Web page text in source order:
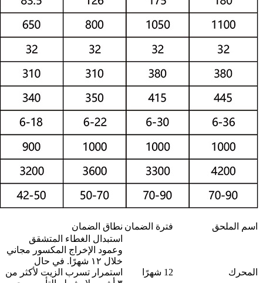
اسم الملحق فترة الضمان نطاق الضمان
المحرك 12 شهرًا
استبدال الغطاء المتشقق
وعمود الإخراج المكسور مجاني
خلال ١٢ شهرًا. في حال
استمرار تسرب الزيت لأكثر من